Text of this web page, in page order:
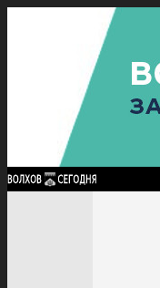
ГЛАВНАЯ ПОЛИТИКА
ПОЛИТИКА
КУЛЬТУРА